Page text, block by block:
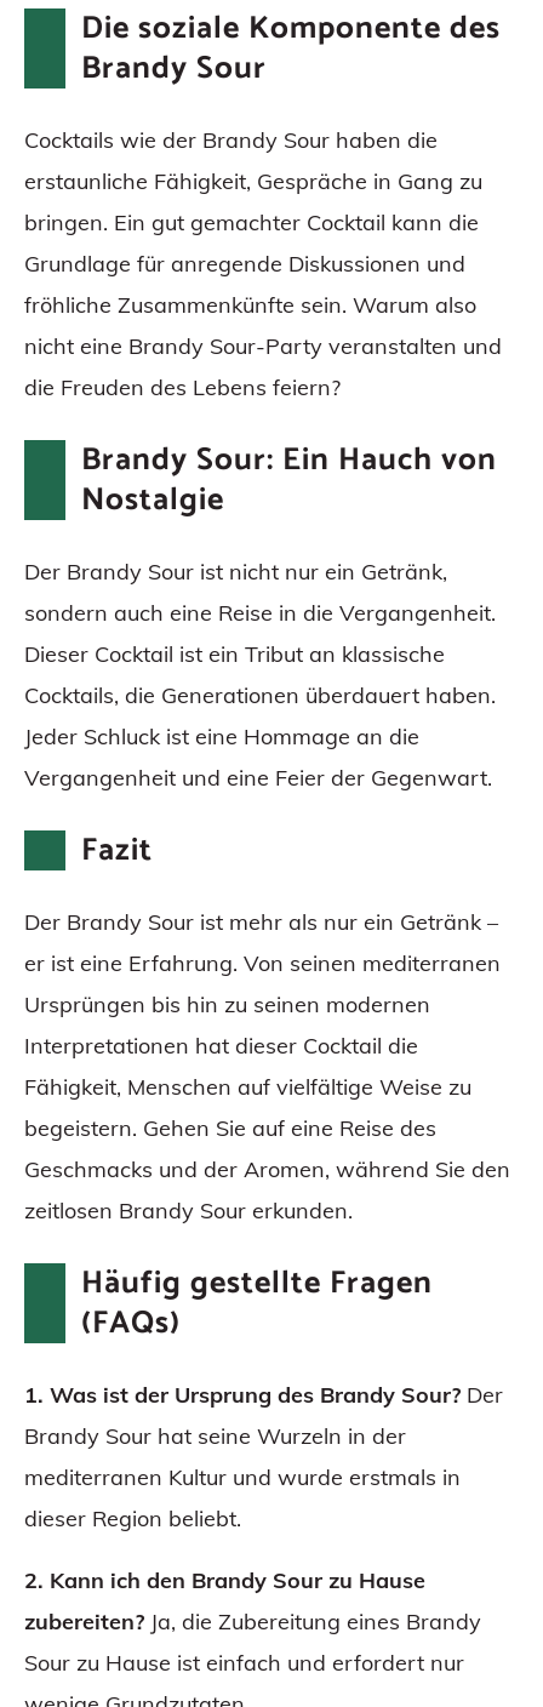
Die soziale Komponente des
Brandy Sour
Cocktails wie der Brandy Sour haben die
erstaunliche Fähigkeit, Gespräche in Gang zu
bringen. Ein gut gemachter Cocktail kann die
Grundlage für anregende Diskussionen und
fröhliche Zusammenkünfte sein. Warum also
nicht eine Brandy Sour-Party veranstalten und
die Freuden des Lebens feiern?
Brandy Sour: Ein Hauch von
Nostalgie
Der Brandy Sour ist nicht nur ein Getränk,
sondern auch eine Reise in die Vergangenheit.
Dieser Cocktail ist ein Tribut an klassische
Cocktails, die Generationen überdauert haben.
Jeder Schluck ist eine Hommage an die
Vergangenheit und eine Feier der Gegenwart.
Fazit
Der Brandy Sour ist mehr als nur ein Getränk –
er ist eine Erfahrung. Von seinen mediterranen
Ursprüngen bis hin zu seinen modernen
Interpretationen hat dieser Cocktail die
Fähigkeit, Menschen auf vielfältige Weise zu
begeistern. Gehen Sie auf eine Reise des
Geschmacks und der Aromen, während Sie den
zeitlosen Brandy Sour erkunden.
Häufig gestellte Fragen
(FAQs)
1. Was ist der Ursprung des Brandy Sour? Der
Brandy Sour hat seine Wurzeln in der
mediterranen Kultur und wurde erstmals in
dieser Region beliebt.
2. Kann ich den Brandy Sour zu Hause
zubereiten? Ja, die Zubereitung eines Brandy
Sour zu Hause ist einfach und erfordert nur